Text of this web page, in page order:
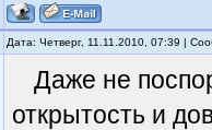
Дата: Четверг, 11.11.2010, 07:39 |
Даже не
открытость и